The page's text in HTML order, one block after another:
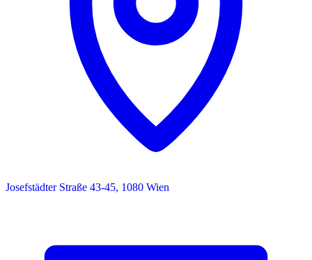
Josefstädter Straße 43-45, 1080 Wien